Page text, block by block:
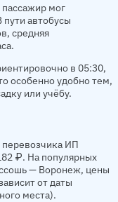
пассажир мог
автобусы
средняя
в 05:30,
особенно удобно тем,
или учёбу.
перевозчика ИП
₽. На популярных
— Воронеж, цены
от даты
места).